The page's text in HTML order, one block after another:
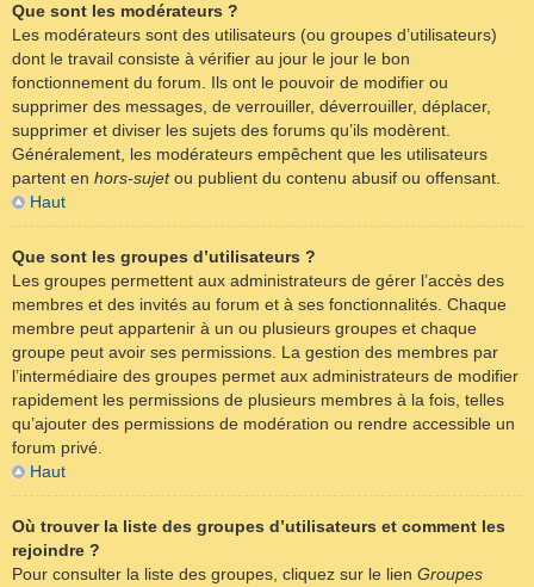
Que sont les modérateurs ?
Les modérateurs sont des utilisateurs (ou groupes d’utilisateurs)
dont le travail consiste à vérifier au jour le jour le bon
fonctionnement du forum. Ils ont le pouvoir de modifier ou
supprimer des messages, de verrouiller, déverrouiller, déplacer,
supprimer et diviser les sujets des forums qu’ils modèrent.
Généralement, les modérateurs empêchent que les utilisateurs
partent en hors-sujetou publient du contenu abusif ou offensant.
Haut
Que sont les groupes d’utilisateurs ?
Les groupes permettent aux administrateurs de gérer l’accès des
membres et des invités au forum et à ses fonctionnalités. Chaque
membre peut appartenir à un ou plusieurs groupes et chaque
groupe peut avoir ses permissions. La gestion des membres par
l’intermédiaire des groupes permet aux administrateurs de modifier
rapidement les permissions de plusieurs membres à la fois, telles
qu’ajouter des permissions de modération ou rendre accessible un
forum privé.
Haut
Où trouver la liste des groupes d’utilisateurs et comment les
rejoindre ?
Pour consulter la liste des groupes, cliquez sur le lien Groupes